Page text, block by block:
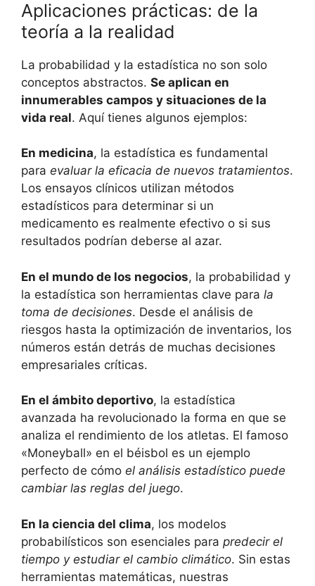
Aplicaciones prácticas: de la
teoría a la realidad
La probabilidad y la estadística no son solo
conceptos abstractos. Se aplican en
innumerables campos y situaciones de la
vida real. Aquí tienes algunos ejemplos:
En medicina, la estadística es fundamental
para evaluar la eficacia de nuevos tratamientos.
Los ensayos clínicos utilizan métodos
estadísticos para determinar si un
medicamento es realmente efectivo o si sus
resultados podrían deberse al azar.
En el mundo de los negocios, la probabilidad y
la estadística son herramientas clave para la
toma de decisiones. Desde el análisis de
riesgos hasta la optimización de inventarios, los
números están detrás de muchas decisiones
empresariales críticas.
En el ámbito deportivo, la estadística
avanzada ha revolucionado la forma en que se
analiza el rendimiento de los atletas. El famoso
«Moneyball» en el béisbol es un ejemplo
perfecto de cómo el análisis estadístico puede
cambiar las reglas del juego.
En la ciencia del clima, los modelos
probabilísticos son esenciales para predecir el
tiempo y estudiar el cambio climático. Sin estas
herramientas matemáticas, nuestras